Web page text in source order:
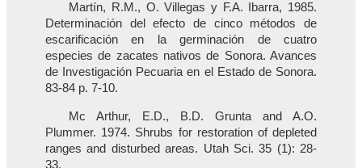
Martín, R.M., O. Villegas y F.A. Ibarra, 1985.
Determinación del efecto de cinco métodos de
escarificación en la germinación de cuatro
especies de zacates nativos de Sonora. Avances
de Investigación Pecuaria en el Estado de Sonora.
83-84 p. 7-10.
Mc Arthur, E.D., B.D. Grunta and A.O.
Plummer. 1974. Shrubs for restoration of depleted
ranges and disturbed areas. Utah Sci. 35 (1): 28-
33.